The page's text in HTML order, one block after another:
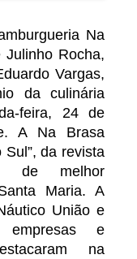
Na
Julinho Rocha,
Vargas,
da culinária
feira, 24 de
A Na Brasa
da revista
de melhor
Maria. A
União e
e
na